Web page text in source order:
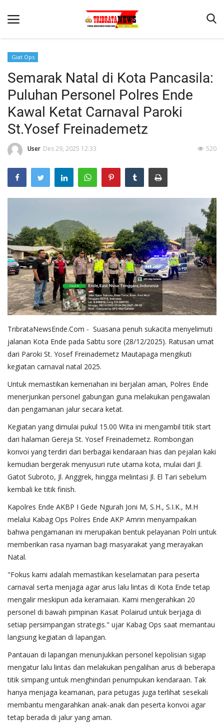
Beranda
Terms & Conditions
Lantas
Mitra Polisi
Giat Ops
Semarak Natal di Kota Pancasila:
Puluhan Personel Polres Ende
Kawal Ketat Carnaval Paroki
St.Yosef Freinademetz
User Des 29, 2025 12:33 520
TribrataNewsEnde.Com - Suasana penuh sukacita menyelimuti
jalanan Kota Ende pada Sabtu sore (28/12/2025). Ratusan umat
dari Paroki St. Yosef Freinademetz Mautapaga mengikuti
kegiatan carnaval natal 2025.
Untuk memastikan kemeriahan ini berjalan aman, Polres Ende
menerjunkan personel gabungan guna melakukan pengawalan
dan pengamanan jalur secara ketat.
​Kegiatan yang dimulai pukul 15.00 Wita ini mengambil titik start
dari halaman Gereja St. Yosef Freinademetz. Rombongan
konvoi yang terdiri dari berbagai kendaraan hias dan pejalan kaki
kemudian bergerak menyusuri rute utama kota, mulai dari Jl.
Gatot Subroto, Jl. Anggrek, hingga melintasi Jl. El Tari sebelum
kembali ke titik finish.
​Kapolres Ende AKBP I Gede Ngurah Joni M, S.H., S.I.K., M.H
melalui Kabag Ops Polres Ende AKP Amrin menyampaikan
bahwa pengamanan ini merupakan bentuk pelayanan Polri untuk
memberikan rasa nyaman bagi masyarakat yang merayakan
Natal.
​"Fokus kami adalah memastikan keselamatan para peserta
carnaval serta menjaga agar arus lalu lintas di Kota Ende tetap
mengalir meskipun ada keramaian. Kami mengerahkan 20
personel di bawah pimpinan Kasat Polairud untuk berjaga di
setiap persimpangan strategis." ujar Kabag Ops saat memantau
langsung kegiatan di lapangan.
Pantauan di lapangan menunjukkan personel kepolisian sigap
mengatur lalu lintas dan melakukan pengalihan arus di beberapa
titik simpang untuk menghindari penumpukan kendaraan. Tak
hanya menjaga keamanan, para petugas juga terlihat sesekali
membantu mengarahkan anak-anak dan peserta konvoi agar
tetap berada di jalur yang aman.